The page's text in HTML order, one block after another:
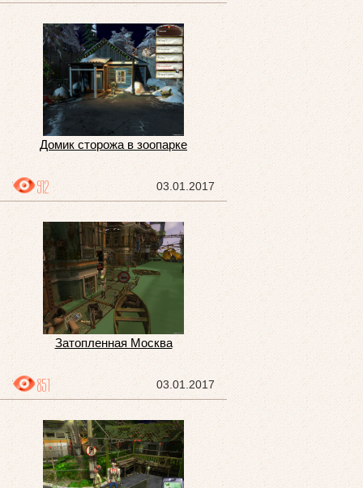
Домик сторожа в зоопарке
03.01.2017
912
Затопленная Москва
03.01.2017
851